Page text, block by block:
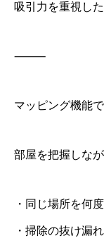
吸引力を重視し
⸻
マッピング機能
部屋を把握しな
・同じ場所を何
・掃除の抜け漏